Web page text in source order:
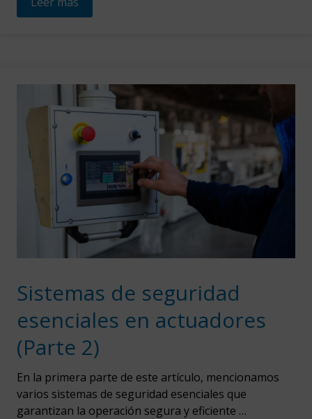
Sistemas de seguridad
esenciales en actuadores
(Parte 2)
En la primera parte de este artículo, mencionamos
varios sistemas de seguridad esenciales que
garantizan la operación segura y eficiente …